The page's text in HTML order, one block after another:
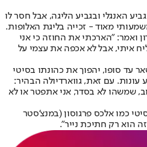
האנגלי ובגביע הליגה, אבל חסר לו
מאוד - זכייה בליגת האלופות.
ואמר: "הארכתי את החוזה כי אני
איתי, אבל לא אכפה את עצמי על
עד סופו, יהפוך את כהונתו בסיטי
עם זאת, גווארדיולה הבהיר:
שמשהו לא בסדר, אני אתפטר או לא
כמו אלכס פרגוסון (במנצ'סטר
הוא רק חתיכת נייר".